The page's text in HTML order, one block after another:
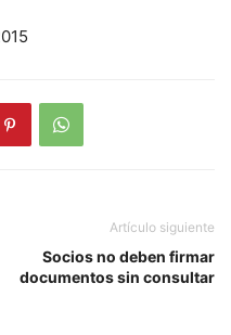
Artículo siguiente
Socios no deben firmar
documentos sin consultar